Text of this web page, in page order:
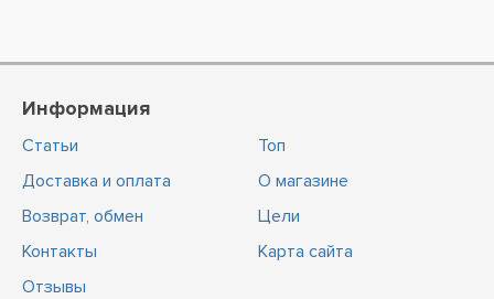
Информация
Статьи
Доставка и оплата
Возврат, обмен
Контакты
Отзывы
Топ
О магазине
Цели
Карта сайта